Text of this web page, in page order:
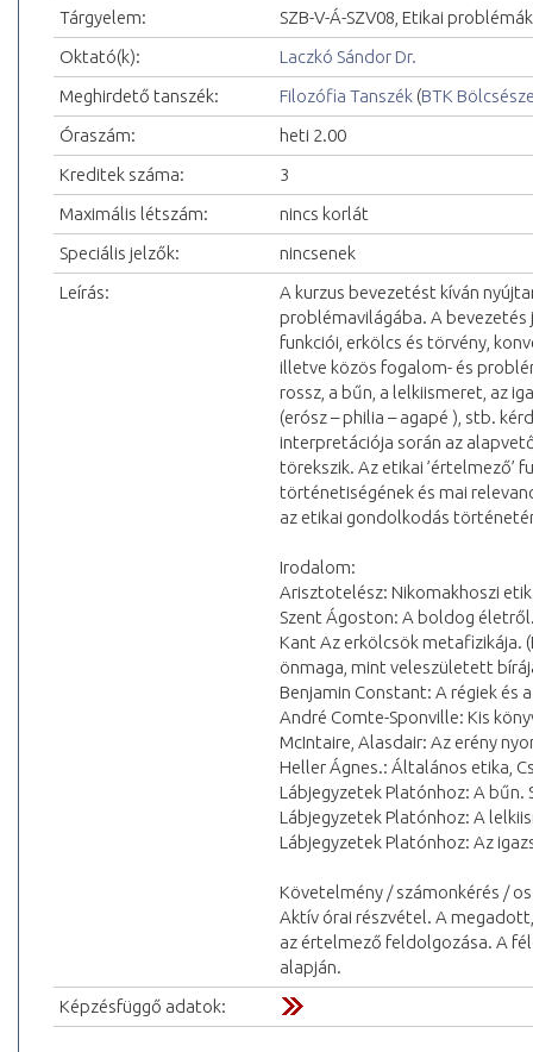
Tárgyelem:
SZB-V-Á-SZV08, Etikai
Oktató(k):
Laczkó Sándor Dr.
Meghirdető tanszék:
Filozófia Tanszék (BTK
Óraszám:
heti 2.00
Kreditek száma:
3
Maximális létszám:
nincs korlát
Speciális jelzők:
nincsenek
Leírás:
A kurzus bevezetést kíván
problémavilágába. A
funkciói, erkölcs és törvény,
illetve közös fogalom- és
rossz, a bűn, a lelkiismeret, az
(erósz – philia – agapé ), stb.
interpretációja során az
törekszik. Az etikai ’értelmező’
történetiségének és mai
az etikai gondolkodás
Irodalom:
Arisztotelész: Nikomakhoszi
Szent Ágoston: A boldog
Kant Az erkölcsök metafizikája.
önmaga, mint veleszületett
Benjamin Constant: A régiek és
André Comte-Sponville: Kis
McIntaire, Alasdair: Az erény
Heller Ágnes.: Általános etika,
Lábjegyzetek Platónhoz: A bűn.
Lábjegyzetek Platónhoz: A
Lábjegyzetek Platónhoz: Az
Követelmény / számonkérés /
Aktív órai részvétel. A
az értelmező feldolgozása. A
alapján.
Képzésfüggő adatok: